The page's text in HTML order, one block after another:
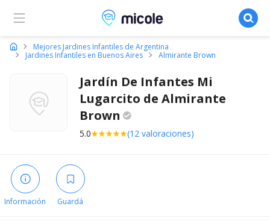
Micole, buscador de colegios
Mejores Jardines Infantiles de Argentina
Jardines Infantiles en Buenos Aires
Almirante Brown
Jardín De Infantes Mi
Lugarcito de Almirante
Brown
5.0 (12 valoraciones)
Información Guardá